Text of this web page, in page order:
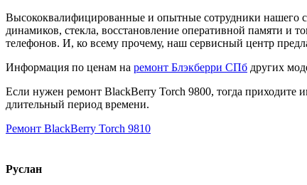
Высококвалифицированные и опытные сотрудники нашего
динамиков, стекла, восстановление оперативной памяти и
телефонов. И, ко всему прочему, наш сервисный центр
Информация по ценам на ремонт Блэкберри СПб других
Если нужен ремонт BlackBerry Torch 9800, тогда
длительный период времени.
Ремонт BlackBerry Torch 9810
Руслан